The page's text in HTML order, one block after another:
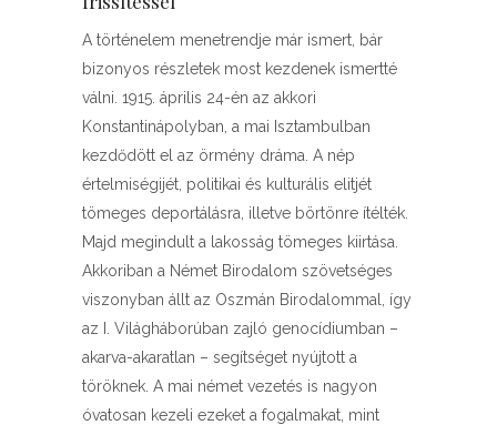
A történelem menetrendje már ismert, bár
bizonyos részletek most kezdenek ismertté
válni. 1915. április 24-én az akkori
Konstantinápolyban, a mai Isztambulban
kezdődött el az örmény dráma. A nép
értelmiségijét, politikai és kulturális elitjét
tömeges deportálásra, illetve börtönre ítélték.
Majd megindult a lakosság tömeges kiirtása.
Akkoriban a Német Birodalom szövetséges
viszonyban állt az Oszmán Birodalommal, így
az I. Világháborúban zajló genocídiumban –
akarva-akaratlan – segítséget nyújtott a
töröknek. A mai német vezetés is nagyon
óvatosan kezeli ezeket a fogalmakat, mint